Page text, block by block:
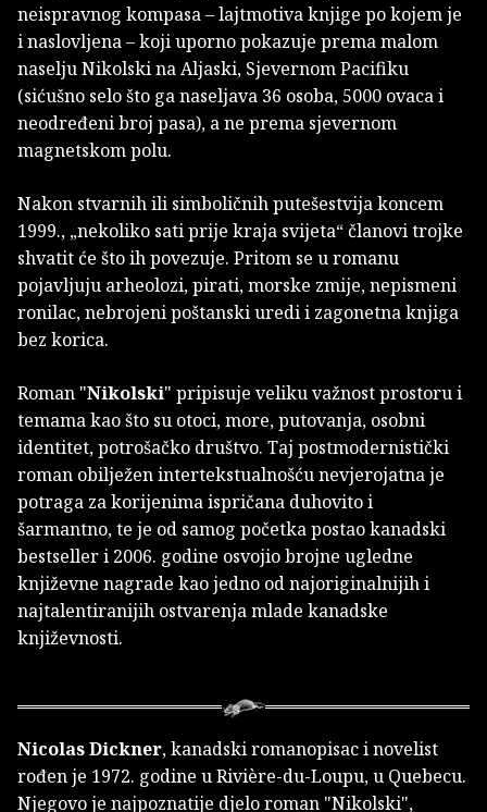
neispravnog kompasa – lajtmotiva knjige po kojem je
i naslovljena – koji uporno pokazuje prema malom
naselju Nikolski na Aljaski, Sjevernom Pacifiku
(sićušno selo što ga naseljava 36 osoba, 5000 ovaca i
neodređeni broj pasa), a ne prema sjevernom
magnetskom polu.
Nakon stvarnih ili simboličnih putešestvija koncem
1999., „nekoliko sati prije kraja svijeta“ članovi trojke
shvatit će što ih povezuje. Pritom se u romanu
pojavljuju arheolozi, pirati, morske zmije, nepismeni
ronilac, nebrojeni poštanski uredi i zagonetna knjiga
bez korica.
Roman "Nikolski" pripisuje veliku važnost prostoru i
temama kao što su otoci, more, putovanja, osobni
identitet, potrošačko društvo. Taj postmodernistički
roman obilježen intertekstualnošću nevjerojatna je
potraga za korijenima ispričana duhovito i
šarmantno, te je od samog početka postao kanadski
bestseller i 2006. godine osvojio brojne ugledne
književne nagrade kao jedno od najoriginalnijih i
najtalentiranijih ostvarenja mlade kanadske
književnosti.
Nicolas Dickner, kanadski romanopisac i novelist
rođen je 1972. godine u Rivière-du-Loupu, u Quebecu.
Njegovo je najpoznatije djelo roman "Nikolski",